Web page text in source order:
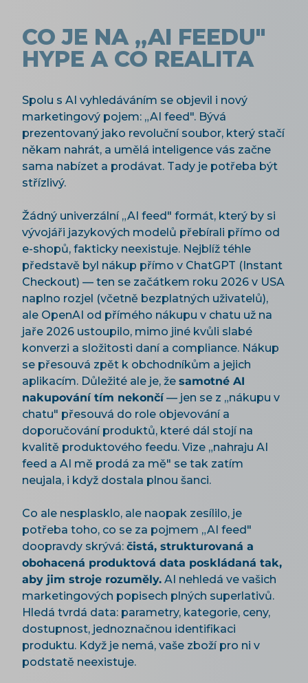
CO JE NA „AI FEEDU"
HYPE A CO REALITA
Spolu s AI vyhledáváním se objevil i nový
marketingový pojem: „AI feed". Bývá
prezentovaný jako revoluční soubor, který stačí
někam nahrát, a umělá inteligence vás začne
sama nabízet a prodávat. Tady je potřeba být
střízlivý.
Žádný univerzální „AI feed" formát, který by si
vývojáři jazykových modelů přebírali přímo od
e-shopů, fakticky neexistuje. Nejblíž téhle
představě byl nákup přímo v ChatGPT (Instant
Checkout) — ten se začátkem roku 2026 v USA
naplno rozjel (včetně bezplatných uživatelů),
ale OpenAI od přímého nákupu v chatu už na
jaře 2026 ustoupilo, mimo jiné kvůli slabé
konverzi a složitosti daní a compliance. Nákup
se přesouvá zpět k obchodníkům a jejich
aplikacím. Důležité ale je, že samotné AI
nakupování tím nekončí— jen se z „nákupu v
chatu" přesouvá do role objevování a
doporučování produktů, které dál stojí na
kvalitě produktového feedu. Vize „nahraju AI
feed a AI mě prodá za mě" se tak zatím
neujala, i když dostala plnou šanci.
Co ale nesplasklo, ale naopak zesílilo, je
potřeba toho, co se za pojmem „AI feed"
doopravdy skrývá: čistá, strukturovaná a
obohacená produktová data poskládaná tak,
aby jim stroje rozuměly. AI nehledá ve vašich
marketingových popisech plných superlativů.
Hledá tvrdá data: parametry, kategorie, ceny,
dostupnost, jednoznačnou identifikaci
produktu. Když je nemá, vaše zboží pro ni v
podstatě neexistuje.